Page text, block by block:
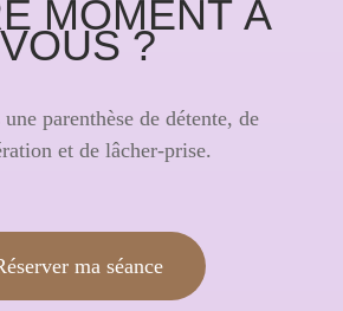
MOMENT À
VOUS ?
parenthèse de détente, de
et de lâcher-prise.
ma séance